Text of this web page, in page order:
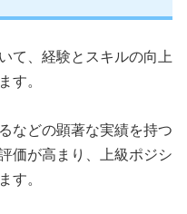
て、経験とスキルの向上
す。
などの顕著な実績を持つ
価が高まり、上級ポジシ
す。